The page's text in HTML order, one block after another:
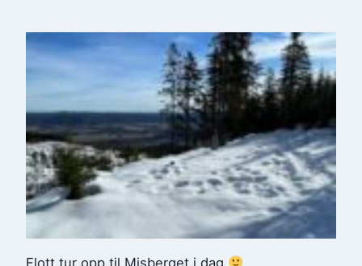
Flott tur opp til Misberget i dag